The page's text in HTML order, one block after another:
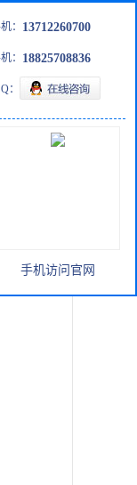
塑胶原料
： 13712260700
： 18825708836
：
手机访问官网